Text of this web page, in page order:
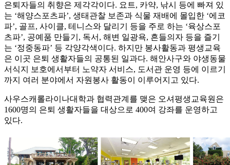
은퇴자들의 취향은 제각각이다. 요트, 카약, 낚시 등에 빠져 있
는 ‘해양스포츠파’, 생태관찰 보존과 식물 재배에 몰입한 ‘에코
파’, 골프, 사이클, 테니스와 달리기 등을 주로 하는 ‘육상스포
츠파’, 공예품 만들기, 독서, 해변 일광욕, 흔들의자 등을 즐기
는 ‘정중동파’ 등 각양각색이다. 하지만 봉사활동과 평생교육
은 이곳 은퇴 생활자들의 공통된 일과다. 해안사구와 야생동물
서식지 보호에서부터 노약자 서비스, 도서관 운영 등에 이르기
까지 여러 분야에서 자원봉사 활동이 이루어지고 있다.
사우스캐롤라이나대학과 협력관계를 맺은 오셔평생교육원은
1600명의 은퇴 생활자들을 대상으로 400여 강좌를 운영하고
있다.